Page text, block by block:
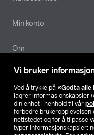
Vi bruker
Ved å trykke på «Godta alle
lagrer informasjonskapsler
din enhet i henhold til vår
forbedre brukeropplevelsen
nettstedet og for å tilpasse
typer informasjonskapsler:
Min konto
Om
Aktuelt
Våre selskaper